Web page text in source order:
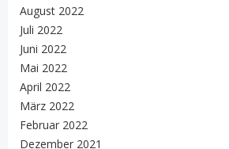
August 2022
Juli 2022
Juni 2022
Mai 2022
April 2022
März 2022
Februar 2022
Dezember 2021